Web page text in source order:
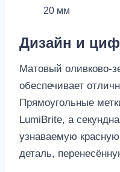
20 мм
Дизайн и
Матовый оливково-
обеспечивает
Прямоугольные
LumiBrite, а
узнаваемую
деталь,